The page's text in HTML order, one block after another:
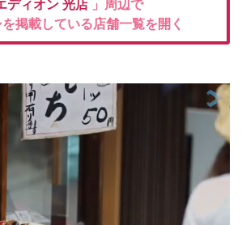
ディオン光店 」周辺で
掲載している店舗一覧を開く